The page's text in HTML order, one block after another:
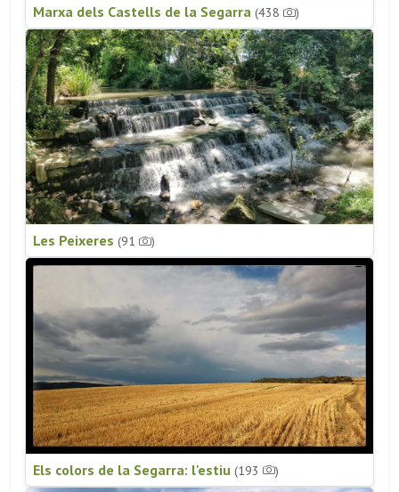
Marxa dels Castells de la Segarra (438 )
Les Peixeres (91 )
Els colors de la Segarra: l'estiu (193 )